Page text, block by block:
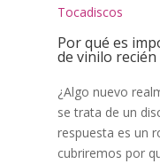
Tocadiscos
Por qué es
de vinilo
¿Algo nuevo
se trata de un
respuesta es un
cubriremos por